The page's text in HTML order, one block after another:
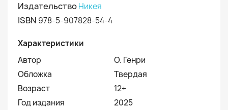
ИздательствоНикея
ISBN 978-5-907828-54-4
Характеристики
Автор
О. Генри
Обложка
Твердая
Возраст
12+
Год издания
2025